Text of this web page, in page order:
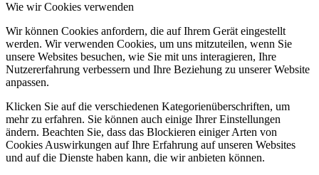
Wie wir Cookies verwenden
Wir können Cookies anfordern, die auf Ihrem Gerät eingestellt
werden. Wir verwenden Cookies, um uns mitzuteilen, wenn Sie
unsere Websites besuchen, wie Sie mit uns interagieren, Ihre
Nutzererfahrung verbessern und Ihre Beziehung zu unserer Website
anpassen.
Klicken Sie auf die verschiedenen Kategorienüberschriften, um
mehr zu erfahren. Sie können auch einige Ihrer Einstellungen
ändern. Beachten Sie, dass das Blockieren einiger Arten von
Cookies Auswirkungen auf Ihre Erfahrung auf unseren Websites
und auf die Dienste haben kann, die wir anbieten können.